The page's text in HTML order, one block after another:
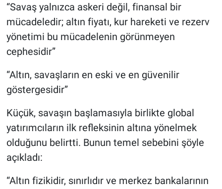
“Savaş yalnızca askeri değil, finansal bir
mücadeledir; altın fiyatı, kur hareketi ve rezerv
yönetimi bu mücadelenin görünmeyen
cephesidir”
“Altın, savaşların en eski ve en güvenilir
göstergesidir”
Küçük, savaşın başlamasıyla birlikte global
yatırımcıların ilk refleksinin altına yönelmek
olduğunu belirtti. Bunun temel sebebini şöyle
açıkladı:
“Altın fizikidir, sınırlıdır ve merkez bankalarının